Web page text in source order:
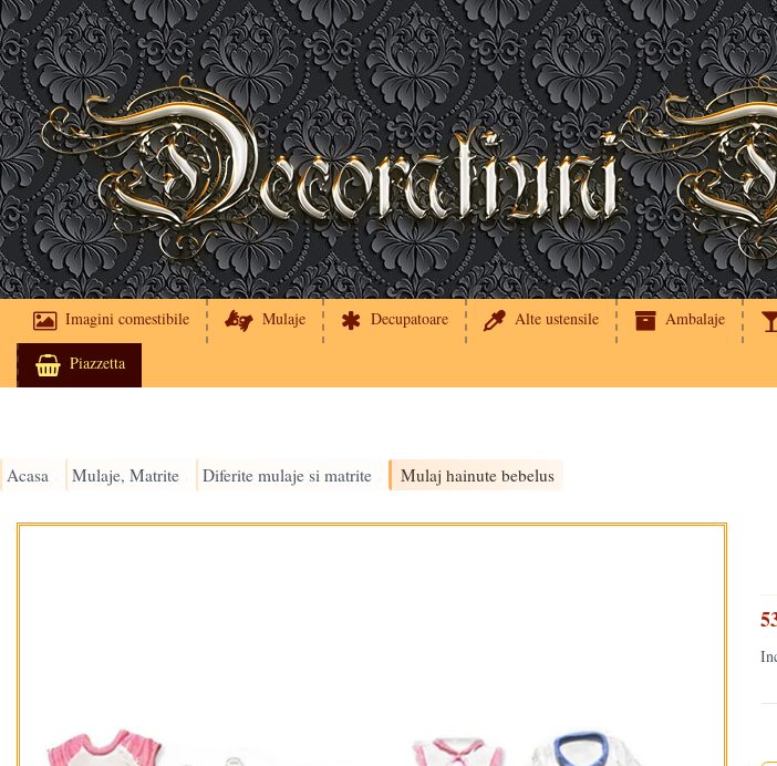
Imagini comestibile Mulaje Decupatoare Alte ustensile Ambalaje
Piazzetta
Acasa Mulaje, Matrite Diferite mulaje si matrite Mulaj hainute bebelus